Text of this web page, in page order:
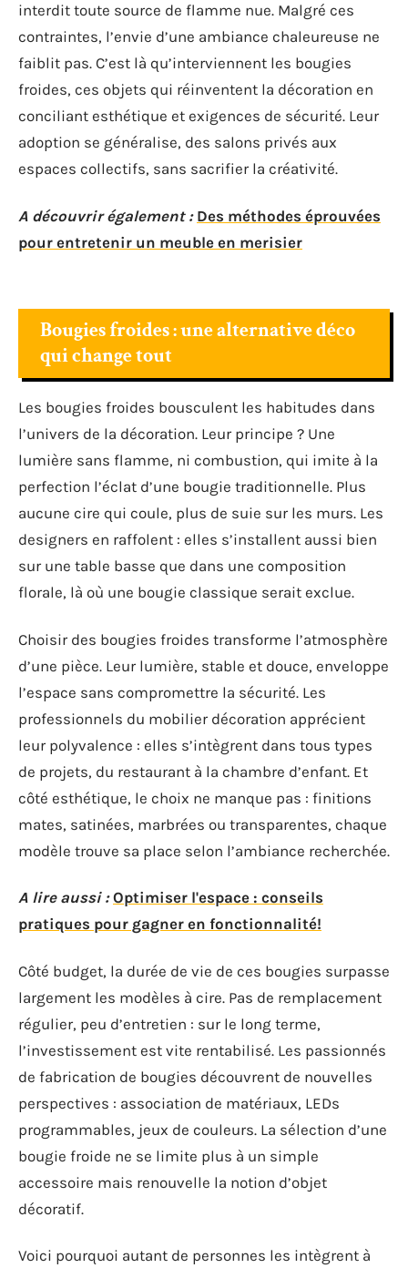
interdit toute source de flamme nue. Malgré ces
contraintes, l’envie d’une ambiance chaleureuse ne
faiblit pas. C’est là qu’interviennent les bougies
froides, ces objets qui réinventent la décoration en
conciliant esthétique et exigences de sécurité. Leur
adoption se généralise, des salons privés aux
espaces collectifs, sans sacrifier la créativité.
A découvrir également : Des méthodes éprouvées
pour entretenir un meuble en merisier
Bougies froides : une alternative déco
qui change tout
Les bougies froides bousculent les habitudes dans
l’univers de la décoration. Leur principe ? Une
lumière sans flamme, ni combustion, qui imite à la
perfection l’éclat d’une bougie traditionnelle. Plus
aucune cire qui coule, plus de suie sur les murs. Les
designers en raffolent : elles s’installent aussi bien
sur une table basse que dans une composition
florale, là où une bougie classique serait exclue.
Choisir des bougies froides transforme l’atmosphère
d’une pièce. Leur lumière, stable et douce, enveloppe
l’espace sans compromettre la sécurité. Les
professionnels du mobilier décoration apprécient
leur polyvalence : elles s’intègrent dans tous types
de projets, du restaurant à la chambre d’enfant. Et
côté esthétique, le choix ne manque pas : finitions
mates, satinées, marbrées ou transparentes, chaque
modèle trouve sa place selon l’ambiance recherchée.
A lire aussi : Optimiser l'espace : conseils
pratiques pour gagner en fonctionnalité!
Côté budget, la durée de vie de ces bougies surpasse
largement les modèles à cire. Pas de remplacement
régulier, peu d’entretien : sur le long terme,
l’investissement est vite rentabilisé. Les passionnés
de fabrication de bougies découvrent de nouvelles
perspectives : association de matériaux, LEDs
programmables, jeux de couleurs. La sélection d’une
bougie froide ne se limite plus à un simple
accessoire mais renouvelle la notion d’objet
décoratif.
Voici pourquoi autant de personnes les intègrent à